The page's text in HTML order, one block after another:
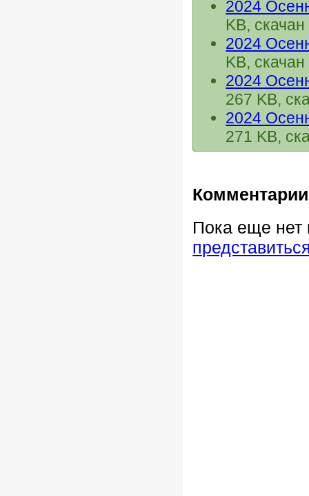
2024
KB,
2024
KB,
2024
267 KB,
2024
271 KB,
Комментарии
Пока еще нет